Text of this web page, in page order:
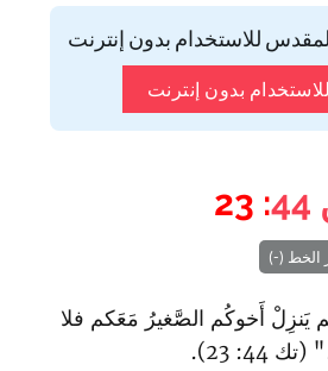
للاستخدام بدون إنترنت
بدون إنترنت
44
: 23
الخط (-)
يَنزِلْ أَخوكُم الصَّغيرُ مَعَكم فلا
23).